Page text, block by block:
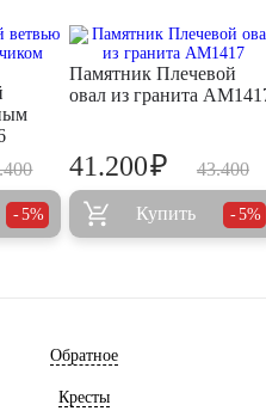
5%
Памятник Плечевой
овал из гранита
43.400
41.200₽
Купить 5%
Обратное
Кресты